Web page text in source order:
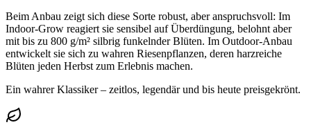
Beim Anbau zeigt sich diese Sorte robust, aber anspruchsvoll: Im
Indoor-Grow reagiert sie sensibel auf Überdüngung, belohnt aber
mit bis zu 800 g/m² silbrig funkelnder Blüten. Im Outdoor-Anbau
entwickelt sie sich zu wahren Riesenpflanzen, deren harzreiche
Blüten jeden Herbst zum Erlebnis machen.
Ein wahrer Klassiker – zeitlos, legendär und bis heute preisgekrönt.